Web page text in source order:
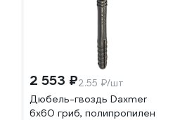
2 553 ₽2.55 ₽/шт
Дюбель-гвоздь Daxmer
6x60 гриб, полипропилен